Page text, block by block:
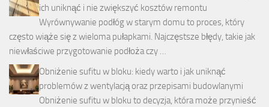
ich uniknąć i nie zwiększyć kosztów remontu
Wyrównywanie podłóg w starym domu to proces, który
często wiąże się z wieloma pułapkami. Najczęstsze błędy, takie jak
niewłaściwe przygotowanie podłoża czy …
Obniżenie sufitu w bloku: kiedy warto i jak uniknąć
problemów z wentylacją oraz przepisami budowlanymi
Obniżenie sufitu w bloku to decyzja, która może przynieść